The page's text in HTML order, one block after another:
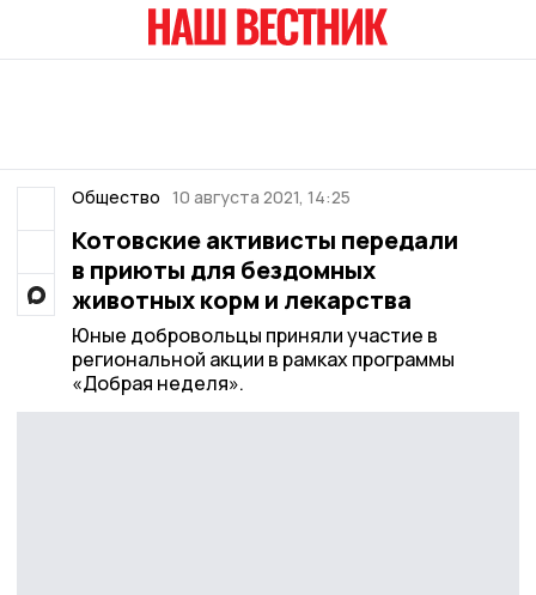
Общество 10 августа 2021, 14:25
Котовские активисты передали
в приюты для бездомных
животных корм и лекарства
Юные добровольцы приняли участие в
региональной акции в рамках программы
«Добрая неделя».